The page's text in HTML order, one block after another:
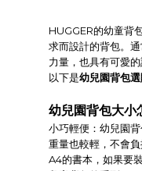
HUGGER的幼童背
求而設計的背包。
力量，也具有可愛
以下是幼兒園背包
幼兒園背包大小
小巧輕便：幼兒園
重量也較輕，不會
A4的書本，如果要